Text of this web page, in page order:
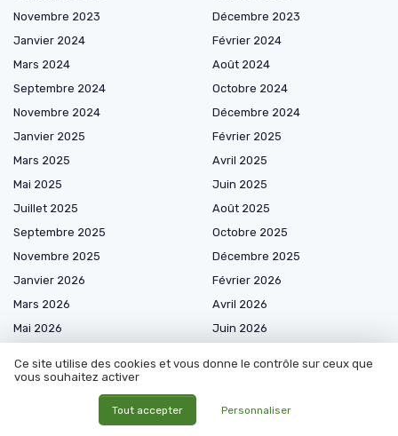
Novembre 2023
Décembre 2023
Janvier 2024
Février 2024
Mars 2024
Août 2024
Septembre 2024
Octobre 2024
Novembre 2024
Décembre 2024
Janvier 2025
Février 2025
Mars 2025
Avril 2025
Mai 2025
Juin 2025
Juillet 2025
Août 2025
Septembre 2025
Octobre 2025
Novembre 2025
Décembre 2025
Janvier 2026
Février 2026
Mars 2026
Avril 2026
Mai 2026
Juin 2026
Ce site utilise des cookies et vous donne le contrôle sur ceux que
vous souhaitez activer
Tout accepter Personnaliser